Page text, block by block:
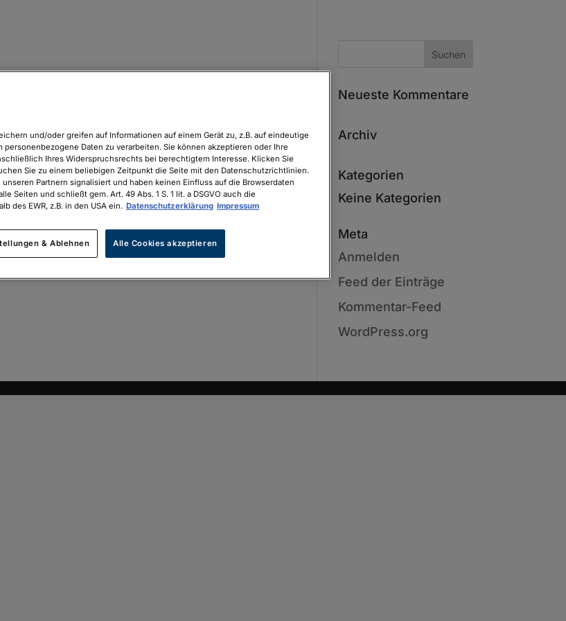
Neueste Kommentare
Archiv
Kategorien
Keine Kategorien
Meta
Anmelden
Feed der Einträge
Kommentar-Feed
WordPress.org
und/oder greifen auf Informationen auf einem Gerät zu, z.B. auf eindeutige
personenbezogene Daten zu verarbeiten. Sie können akzeptieren oder Ihre
Ihres Widerspruchsrechts bei berechtigtem Interesse. Klicken Sie
Sie zu einem beliebigen Zeitpunkt die Seite mit den Datenschutzrichtlinien.
Partnern signalisiert und haben keinen Einfluss auf die Browserdaten
Seiten und schließt gem. Art. 49 Abs. 1 S. 1 lit. a DSGVO auch die
des EWR, z.B. in den USA ein. Datenschutzerklärung Impressum
& Ablehnen Alle Cookies akzeptieren